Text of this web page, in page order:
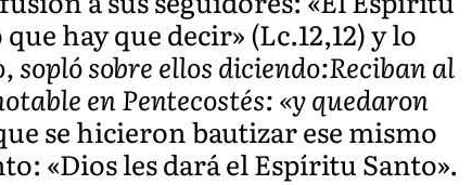
hay que decir» (Lc.12,12) y lo
sopló sobre ellos diciendo:Reciban al
en Pentecostés: «y quedaron
se hicieron bautizar ese mismo
«Dios les dará el Espíritu Santo».